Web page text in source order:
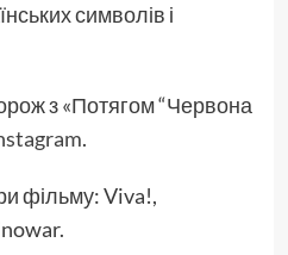
символів і
з «Потягом “Червона
.
фільму: Viva!,